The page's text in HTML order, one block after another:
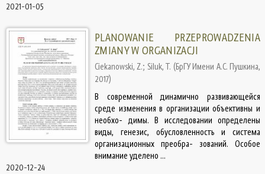
2021-01-05
PLANOWANIE PRZEPROWADZENIA
ZMIANY W ORGANIZACJI
Ciekanowski, Z.; Siluk, T. (БрГУ Имени А.С. Пушкина,
2017)
В современной динамично развивающейся
среде изменения в организации объективны и
необхо- димы. В исследовании определены
виды, генезис, обусловленность и система
организационных преобра- зований. Особое
внимание уделено ...
2020-12-24